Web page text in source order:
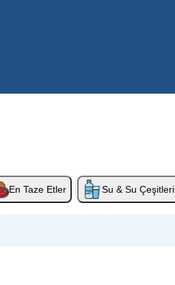
En Taze Etler Su & Su Çeşitleri